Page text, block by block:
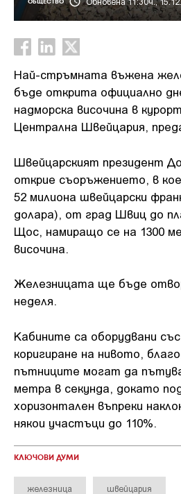
ОБЩЕСТВО
Най-стръмната въжена
бъде открита официално
надморска височина в
Централна Швейцария,
Швейцарският президент
открие съоръжението, в
52 милиона швейцарски
долара), от град Швиц до
Щос, намиращо се на 1300
височина.
Железницата ще бъде
неделя.
Кабините са оборудвани
коригиране на нивото,
пътниците могат да
метра в секунда, докато
хоризонтален въпреки
някои участъци до 110%.
КЛЮЧОВИ ДУМИ
железница швейцария